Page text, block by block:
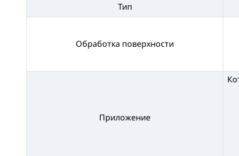
Тип
Обработка поверхности
Приложение